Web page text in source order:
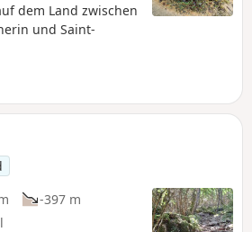
dem Land zwischen
und Saint-
-397 m